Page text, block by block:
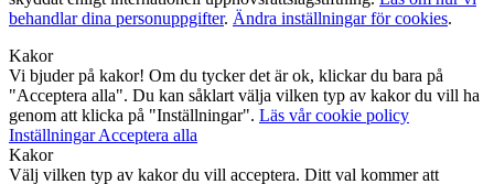
behandlar dina personuppgifter. Ändra inställningar för cookies.
Kakor
Vi bjuder på kakor! Om du tycker det är ok, klickar du bara på
"Acceptera alla". Du kan såklart välja vilken typ av kakor du vill ha
genom att klicka på "Inställningar". Läs vår cookie policy
InställningarAcceptera alla
Kakor
Välj vilken typ av kakor du vill acceptera. Ditt val kommer att